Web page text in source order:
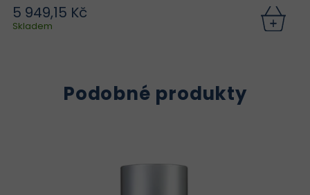
5 949,15 Kč
Skladem
Podobné produkty